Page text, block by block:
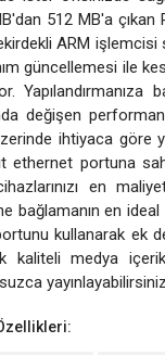
512 MB'a
ARM işlemcisi
güncellemesi ile
değişen
ihtiyaca göre
ethernet portuna
en
bağlamanın en
kullanarak ek
kaliteli medya